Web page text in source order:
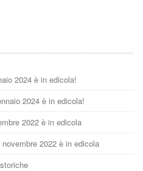
2024 è in edicola!
2024 è in edicola!
2022 è in edicola
2022 è in edicola